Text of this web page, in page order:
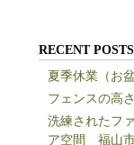
RECENT POSTS
夏季休業（お
フェンスの高
洗練されたフ
ア空間 福山